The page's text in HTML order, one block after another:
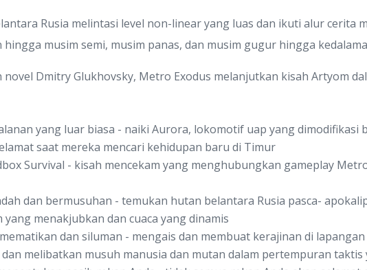
Rusia melintasi level non-linear yang luas dan ikuti alur cerita
musim semi, musim panas, dan musim gugur hingga
Dmitry Glukhovsky, Metro Exodus melanjutkan kisah Artyom
yang luar biasa - naiki Aurora, lokomotif uap yang
saat mereka mencari kehidupan baru di Timur
Survival - kisah mencekam yang menghubungkan gameplay
dan bermusuhan - temukan hutan belantara Rusia pasca-
yang menakjubkan dan cuaca yang dinamis
dan siluman - mengais dan membuat kerajinan di
melibatkan musuh manusia dan mutan dalam pertempuran taktis